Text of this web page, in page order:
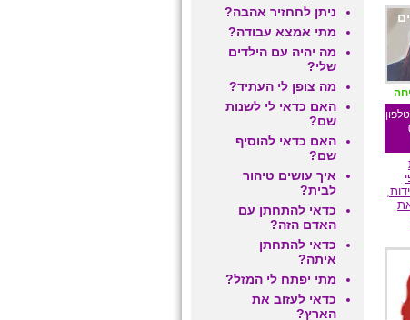
ניתן לחחזיר אהבה?
מתי אמצא עבודה?
מה יהיה עם הילדים
שלי?
מה צופן לי העתיד?
האם כדאי לי לשנות
שם?
האם כדאי להוסיף
שם?
איך עושים טיהור
לבית?
כדאי להתחתן עם
האדם הזה?
כדאי להתחתן
איתה?
מתי יפתח לי המזל?
כדאי לעזוב את
הארץ?